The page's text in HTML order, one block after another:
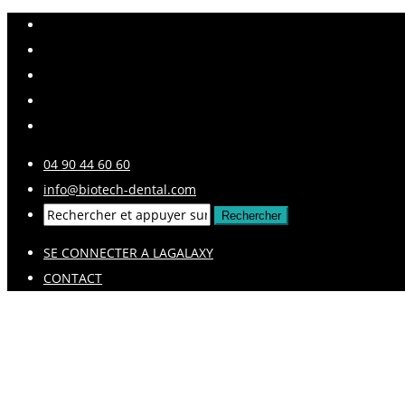
04 90 44 60 60
info@biotech-dental.com
SE CONNECTER A LAGALAXY
CONTACT